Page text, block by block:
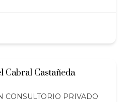
Cabral Castañeda
CONSULTORIO PRIVADO